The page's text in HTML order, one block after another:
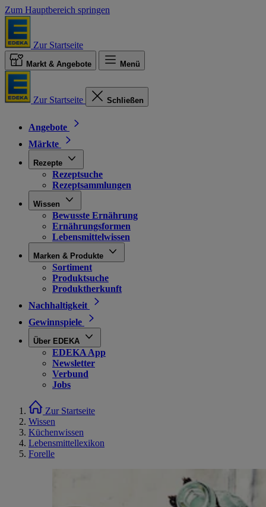
Zum Hauptbereich springen
Zur Startseite
Markt & Angebote Menü
Zur Startseite Schließen
Angebote
Märkte
Rezepte
Rezeptsuche
Rezeptsammlungen
Wissen
Bewusste Ernährung
Ernährungsformen
Lebensmittelwissen
Marken & Produkte
Sortiment
Produktsuche
Produktherkunft
Nachhaltigkeit
Gewinnspiele
Über EDEKA
EDEKA App
Newsletter
Verbund
Jobs
Zur Startseite
Wissen
Küchenwissen
Lebensmittellexikon
Forelle